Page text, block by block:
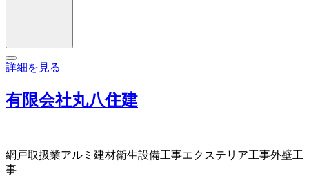
詳細を見る
有限会社丸八住建
網戸取扱業アルミ建材衛生設備工事エクステリア工事外壁工
事